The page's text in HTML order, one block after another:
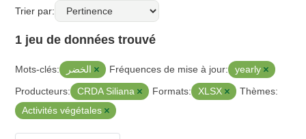
Trier par
1 jeu de données trouvé
Mots-clés: الخضر Fréquences de mise à jour: yearly
Producteurs: CRDA Siliana Formats: XLSX
Thèmes:
Activités végétales